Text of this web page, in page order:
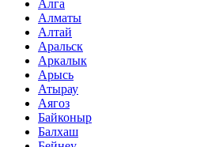
Алга
Алматы
Алтай
Аральск
Аркалык
Арысь
Атырау
Аягоз
Байконыр
Балхаш